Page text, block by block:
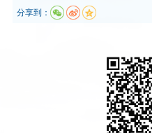
分享到：